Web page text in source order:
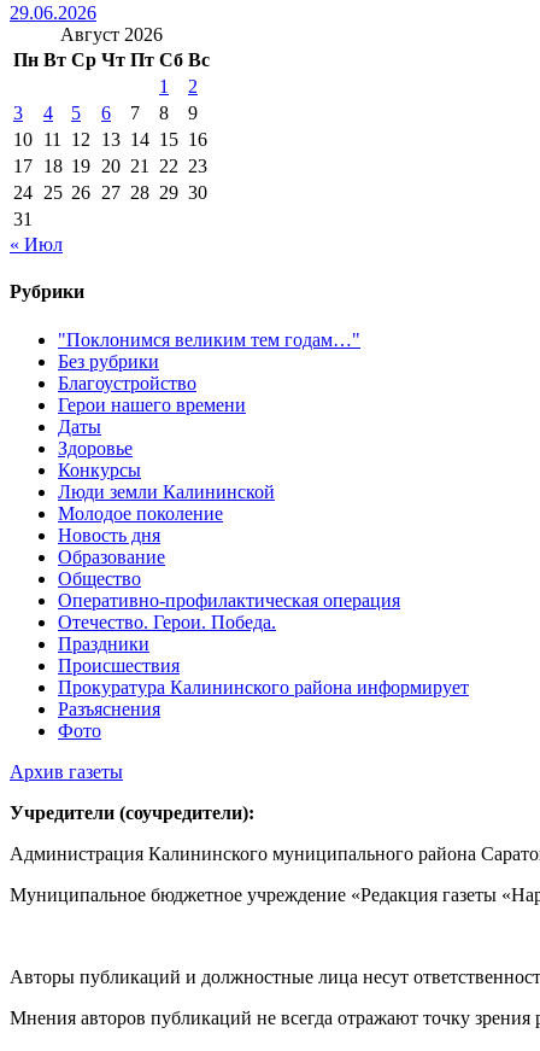
29.06.2026
Август 2026
Пн Вт Ср Чт Пт Сб Вс
1
2
3
4 5 6 7 8
9
10 11 12 13 14 15 16
17 18 19 20 21 22 23
24 25 26 27 28 29 30
31
« Июл
Рубрики
"Поклонимся великим тем годам…"
Без рубрики
Благоустройство
Герои нашего времени
Даты
Здоровье
Конкурсы
Люди земли Калининской
Молодое поколение
Новость дня
Образование
Общество
Оперативно-профилактическая операция
Отечество. Герои. Победа.
Праздники
Происшествия
Прокуратура Калининского района информирует
Разъяснения
Фото
Архив газеты
Учредители (соучредители):
Администрация Калининского муниципального района
Муниципальное бюджетное учреждение «Редакция газеты
Авторы публикаций и должностные лица несут
Мнения авторов публикаций не всегда отражают точку зрения